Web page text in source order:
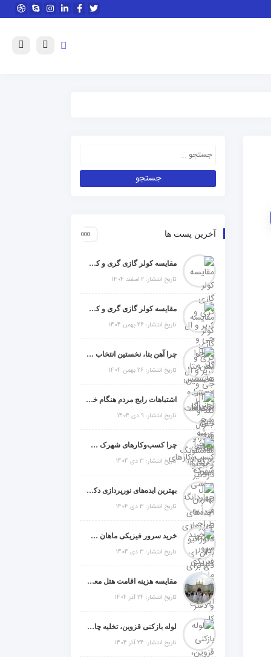
آخرین پست ها
مقایسه کولر گازی گری و کریر و ال جی و جنرال گلد و هایسنس و مدیا و اجنرال
تاریخ انتشار: 2 اسفند 1404
مقایسه کولر گازی گری و کریر و ال جی و جنرال گلد و جنرال شکار و سامسونگ و یونیوا
تاریخ انتشار: 26 بهمن 1404
چرا آهن بتا، نخستین انتخاب برای گل میخ عرشه فولادی در ایران است؟
تاریخ انتشار: 26 بهمن 1404
اشتباهات رایج مردم هنگام خرید دزدگیر منزل
تاریخ انتشار: 9 دی 1404
چرا کسب‌وکارهای شهرک صنعتی چهاردانگه فوراً به طراحی سایت نیاز دارند؟
تاریخ انتشار: 3 دی 1404
بهترین ایده‌های نورپردازی دکوراتیو با ال ای دی برای منزل، فروشگاه و دفتر کار
تاریخ انتشار: 3 دی 1404
خرید سرور فیزیکی ماهان شبکه ایرانیان
تاریخ انتشار: 3 دی 1404
مقایسه هزینه اقامت هتل معمولی، میان‌رده یا 5 ستاره در سفر زیارتی عراق
تاریخ انتشار: 24 آذر 1404
لوله بازکنی قزوین، تخلیه چاه و خدمات تخصصی لوله‌کشی و تشخیص ترکیدگی
تاریخ انتشار: 24 آذر 1404